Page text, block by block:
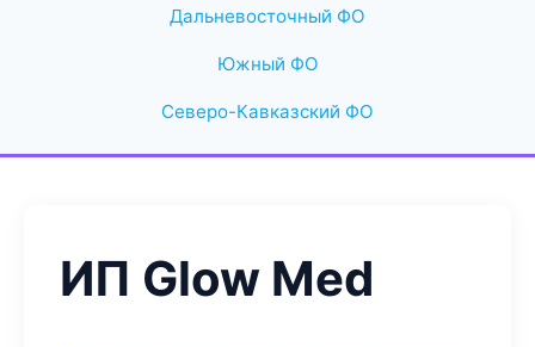
Дальневосточный ФО
Южный ФО
Северо-Кавказский ФО
ИП Glow Med